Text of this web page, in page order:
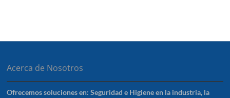
Acerca de Nosotros
Ofrecemos soluciones en: Seguridad e Higiene en la industria, la